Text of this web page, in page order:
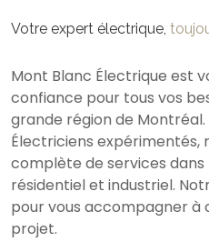
Votre expert électrique,
Mont Blanc Électrique est
confiance pour tous vos
grande région de
Électriciens expérimentés,
complète de services
résidentiel et industriel.
pour vous accompagner à
projet.